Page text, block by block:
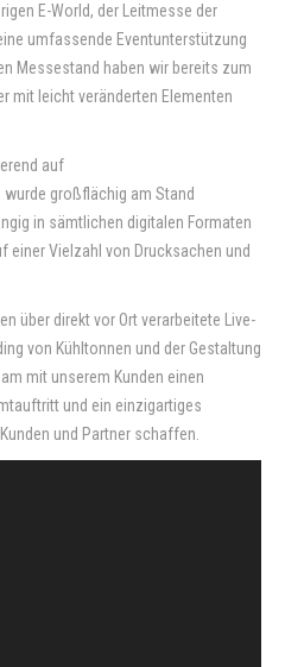
E-World, der Leitmesse der
umfassende Eventunterstützung
Messestand haben wir bereits zum
mit leicht veränderten Elementen
auf
großflächig am Stand
in sämtlichen digitalen Formaten
einer Vielzahl von Drucksachen und
über direkt vor Ort verarbeitete Live-
von Kühltonnen und der Gestaltung
mit unserem Kunden einen
und ein einzigartiges
und Partner schaffen.